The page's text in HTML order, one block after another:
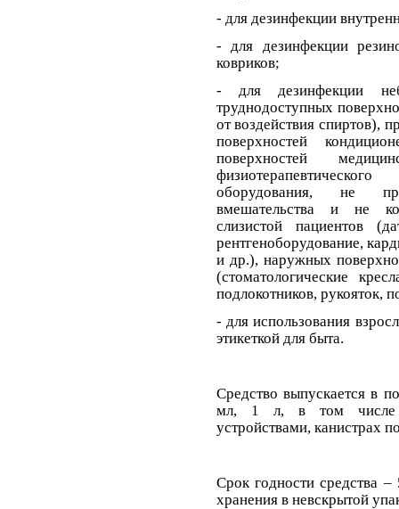
- для дезинфекции
- для дезинфекции
ковриков;
- для дезинфекции
труднодоступных
от воздействия спиртов),
поверхностей
поверхностей
оборудования, не
вмешательства и не
слизистой пациентов
рентгеноборудование,
и др.), наружных
(стоматологические
подлокотников, рукояток,
- для использования
этикеткой для быта.
Средство выпускается в
мл, 1 л, в том числе
устройствами, канистрах
Срок годности средства
хранения в невскрытой